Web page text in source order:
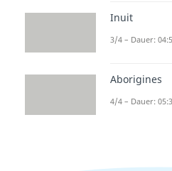
Inuit
3/4 – Dauer:
Aborigines
4/4 – Dauer: